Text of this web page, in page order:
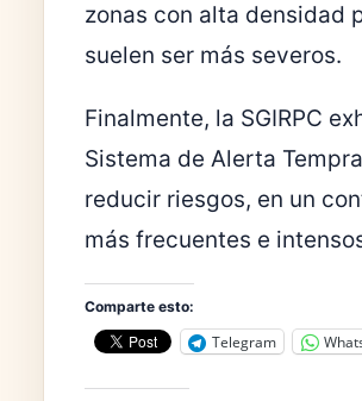
zonas con alta densidad
suelen ser más severos.
Finalmente, la SGIRPC
Sistema de Alerta
reducir riesgos, en un
más frecuentes e
Comparte esto:
Telegram